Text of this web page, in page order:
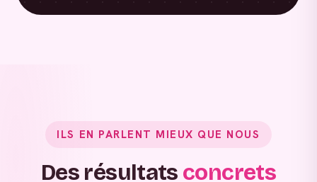
ILS EN PARLENT MIEUX QUE NOUS
Des résultats concrets